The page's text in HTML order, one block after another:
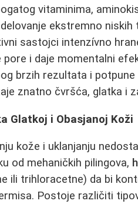
vitaminima,
ekstremno
sastojci intenzívno
i daje momentalni
brzih rezultata i
znatno čvršća, glatka i
Glatkoj i Obasjanoj Koži
kože i uklanjanju
od mehaničkih pilingova,
ili trihloracetne) da bi
Postoje različiti